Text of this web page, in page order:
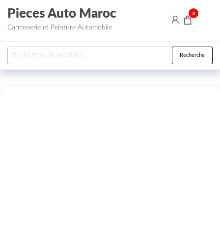
Aller au contenu
Pieces Auto Maroc
Carrosserie et Peinture Automobile
0
Recherche pour : Recherche